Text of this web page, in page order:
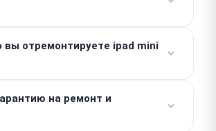
итог зависит от поломки, а
мы назовем после бесплатной
Никаких скрытых доплат у нас нет.
вы отремонтируете ipad mini
обращения, часто всего за 1–2
ремонта составляет 2–3 дня.
на ремонт и